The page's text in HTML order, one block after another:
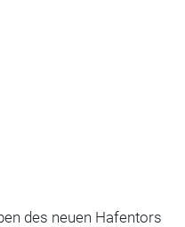
des neuen Hafentors